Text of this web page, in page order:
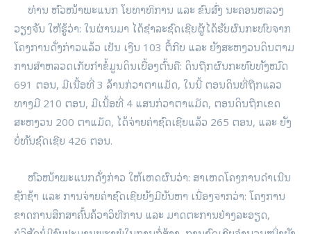
ທ່ານ ຫົວໜ້າພະ​ແນ​ກ ​ໂຍທາ​ທິການ ​ແລະ ຂົນ​ສົ່ງ ນະຄອນ​ຫລວງ​
ວຽງຈັນ ​ໃຫ້​ຮູ້​ວ່າ: ​ໃນ​ຜ່ານ​ມາ ​ໄດ້​ຊຳລະ​ຊົດ​​ເຊີຍຜູ້​ໄດ້​ຮັບ​ຜົນ​ກະທົບ​ຈາກ​
ໂຄງການ​ດັ່ງກ່າວ​ແລ້ວ ​ເປັນ ​ເງີ​ນ 103 ຕື້ກີບ ​ແລະ ຍັງ​ສະຫງວນ​ດິນ​ຕາມ​
ການ​ສຳ​ຫລວດ​ເກັບ​ກຳ​ຂໍ້ມູນ​ດິນ​ເບື້ອງຕົ້ນ​ຄື: ດິນ​ຖືກ​ຜົນ​ກະທົບ​ທັງໝົດ
691 ຕອນ, ມີ​ເນື້ອທີ່ 3 ລ້ານ​ກ່ວາຕາ​ແມັດ, ​ໃນ​ນີ້ ຕອນ​ດິນ​ທີ່​ຖືກ​ແລວ​
ທາງມີ 210 ຕອນ, ມີ​ເນື້ອທີ່ 4 ​ແສນ​ກ່ວາຕາ​ແມັດ, ຕອນ​ດິນ​ຖືກ​ເຂດ​
ສະຫງວນ 200 ຕາ​ແມັດ, ​ໄດ້​ຈ່າຍ​ຄ່າ​ຊົດ​ເຊີຍ​ແລ້​ວ 265 ຕອນ, ​ແລະ ຍັງ​
ບໍ່ທັນ​ຊົດ​ເຊີຍ 426 ຕອນ.
ຫົວໜ້າພະ​ແນ​ກດັ່ງກ່າວ ​ໃຫ້​ເຫດຜົນ​ວ່າ: ສາ​ເຫດ​ໂຄງການ​ດຳ​ເນີນ​
ຊັກ​ຊ້າ ​ແລະ ການ​ຈ່າຍ​ຄ່າ​ຊົດ​ເຊີຍ​ຍັງ​ມີ​ບັນຫາ ​ເນື່ອງ​ຈາກ​ວ່າ: ​ໂຄງການ​
ຂາດ​ການ​ສຶກສາ​ຄົ້ນ​ຄ້ວາ​ວິທີ​ການ ​ແລະ ມາດ​ຕະການ​ຢ່າງ​ລະອຽດ,